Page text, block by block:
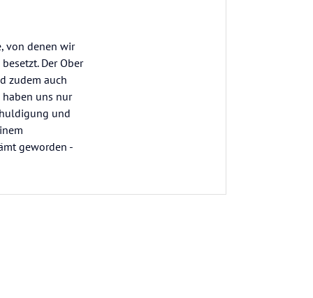
von denen wir
Der Ober
zudem auch
uns nur
und
geworden -